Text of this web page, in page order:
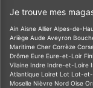
Je trouve mes
Ain Aisne Allier Alpes-de-
Ariège Aude Aveyron
Maritime Cher Corrèze
Drôme Eure Eure-et-Loir
Vilaine Indre Indre-et-Loire
Atlantique Loiret Lot Lot-et-
Moselle Nièvre Nord Oise